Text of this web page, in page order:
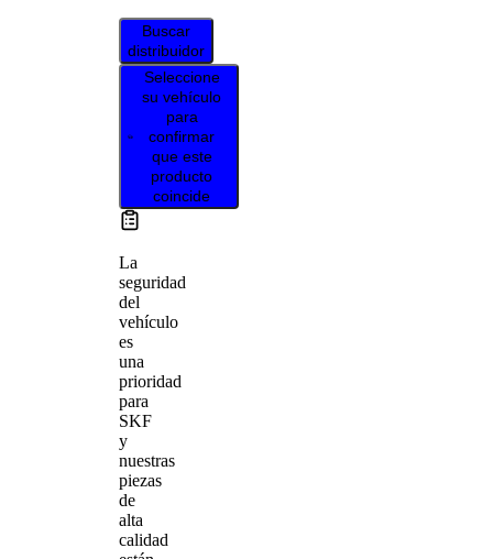
Buscar
distribuidor
Seleccione
su vehículo
para
confirmar
que este
producto
coincide
La
seguridad
del
vehículo
es
una
prioridad
para
SKF
y
nuestras
piezas
de
alta
calidad